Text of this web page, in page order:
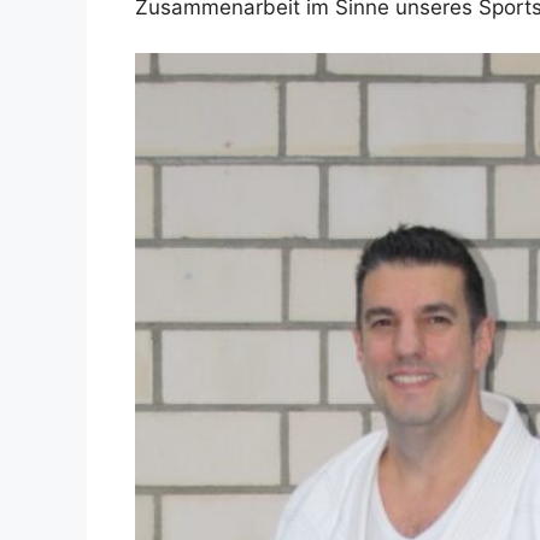
Zusammenarbeit im Sinne unseres